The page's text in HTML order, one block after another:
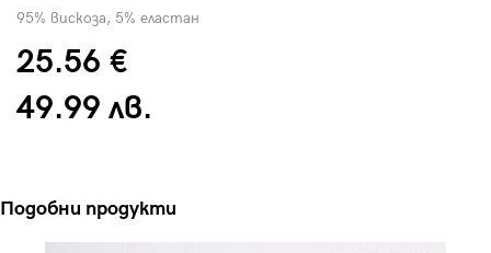
95% вискоза, 5% еластан
25.56 €
49.99 лв.
Подобни продукти